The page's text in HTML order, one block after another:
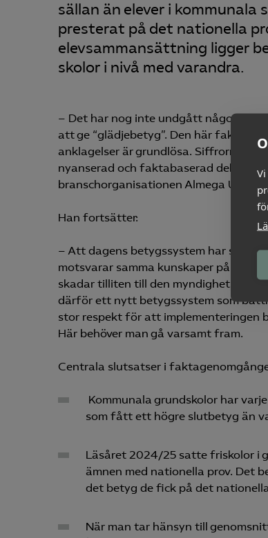
sällan än elever i
presterat på det nationella
elevsammansättning ligger
skolor i nivå med varandra.
– Det har nog inte undgått någon att
att ge “glädjebetyg”. Den här
anklagelser är grundlösa. Siffrorna
nyanserad och faktabaserad debatt
branschorganisationen Almega
Han fortsätter:
– Att dagens betygssystem har stora
motsvarar samma kunskaper på olika
skadar tilliten till den
därför ett nytt betygssystem som
stor respekt för att implementeringen
Här behöver man gå varsamt fram.
Centrala slutsatser i
Kommunala grundskolor har
som fått ett högre slutbetyg än
Läsåret 2024/25 satte friskolor i
ämnen med nationella prov. Det
det betyg de fick på det
När man tar hänsyn till